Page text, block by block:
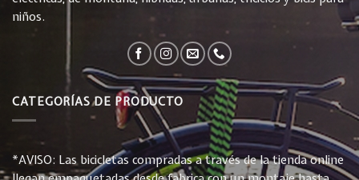
niños.
CATEGORÍAS DE PRODUCTO
*AVISO: Las bicicletas compradas a través de la tienda online